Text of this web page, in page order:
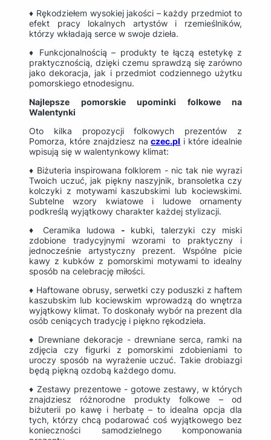
♦ Rękodziełem wysokiej jakości – każdy przedmiot to
efekt pracy lokalnych artystów i rzemieślników,
którzy wkładają serce w swoje dzieła.
♦ Funkcjonalnością – produkty te łączą estetykę z
praktycznością, dzięki czemu sprawdzą się zarówno
jako dekoracja, jak i przedmiot codziennego użytku
pomorskiego etnodesignu.
Najlepsze pomorskie upominki folkowe na
Walentynki
Oto kilka propozycji folkowych prezentów z
Pomorza, które znajdziesz naczec.pl i które idealnie
wpisują się w walentynkowy klimat:
♦ Biżuteria inspirowana folklorem - nic tak nie wyrazi
Twoich uczuć, jak piękny naszyjnik, bransoletka czy
kolczyki z motywami kaszubskimi lub kociewskimi.
Subtelne wzory kwiatowe i ludowe ornamenty
podkreślą wyjątkowy charakter każdej stylizacji.
♦ Ceramika ludowa - kubki, talerzyki czy miski
zdobione tradycyjnymi wzorami to praktyczny i
jednocześnie artystyczny prezent. Wspólne picie
kawy z kubków z pomorskimi motywami to idealny
sposób na celebrację miłości.
♦ Haftowane obrusy, serwetki czy poduszki z haftem
kaszubskim lub kociewskim wprowadzą do wnętrza
wyjątkowy klimat. To doskonały wybór na prezent dla
osób ceniących tradycję i piękno rękodzieła.
♦ Drewniane dekoracje - drewniane serca, ramki na
zdjęcia czy figurki z pomorskimi zdobieniami to
uroczy sposób na wyrażenie uczuć. Takie drobiazgi
będą piękną ozdobą każdego domu.
♦ Zestawy prezentowe - gotowe zestawy, w których
znajdziesz różnorodne produkty folkowe – od
biżuterii po kawę i herbatę – to idealna opcja dla
tych, którzy chcą podarować coś wyjątkowego bez
konieczności samodzielnego komponowania